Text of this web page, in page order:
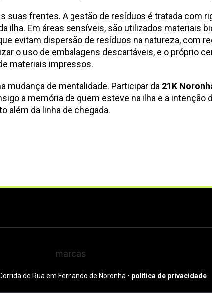
suas frentes. A gestão de resíduos é tratada com
ilha. Em áreas sensíveis, são utilizados materiais
evitam dispersão de resíduos na natureza, com
o uso de embalagens descartáveis, e o próprio
materiais impressos.
mudança de mentalidade. Participar da 21K
a memória de quem esteve na ilha e a
além da linha de chegada.
de Rua em Fernando de Noronha • política de privacidade